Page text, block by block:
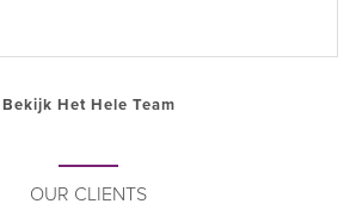
Bekijk Het Hele Team
OUR CLIENTS